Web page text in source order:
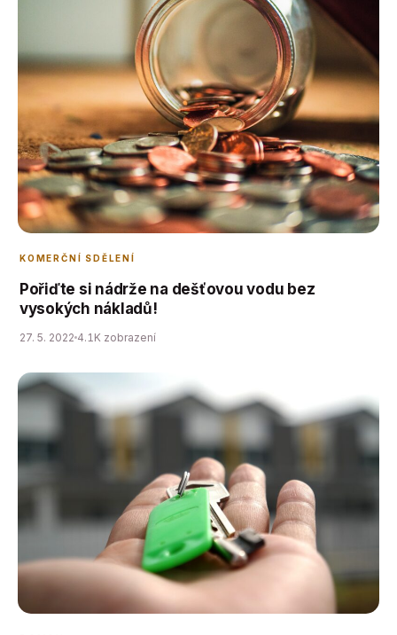
KOMERČNÍ SDĚLENÍ
Pořiďte si nádrže na dešťovou vodu bez
vysokých nákladů!
27. 5. 2022 4.1K zobrazení